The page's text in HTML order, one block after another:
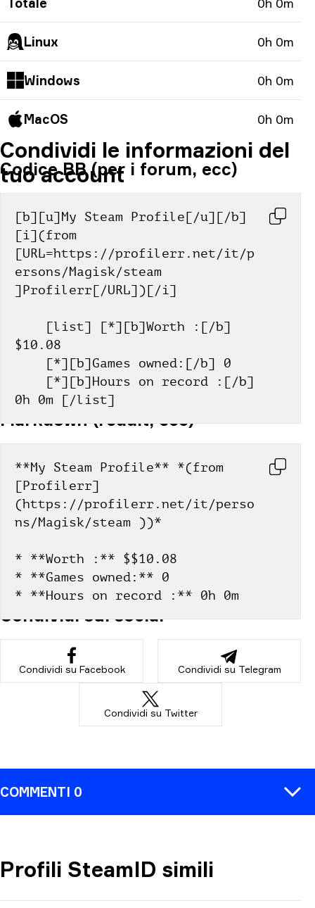
Linux 0h 0m
Windows 0h 0m
MacOS 0h 0m
Condividi le informazioni del
tuo account
Codice BB (per i forum, ecc)
[b][u]My Steam Profile[/u][/b]
[i](from
[URL=https://profilerr.net/it/p
ersons/Magisk/steam
]Profilerr[/URL])[/i]
$10.08
    [*][b]Games owned:[/b] 0
0h 0m [/list]
Markdown (reddit, ecc)
**My Steam Profile** *(from
[Profilerr]
(https://profilerr.net/it/perso
ns/Magisk/steam ))*
* **Worth :** $$10.08
* **Games owned:** 0
* **Hours on record :** 0h 0m
Condividi sui social
Condividi su Facebook Condividi su Telegram
Condividi su Twitter
COMMENTI 0
COMMENTA
Profili SteamID simili